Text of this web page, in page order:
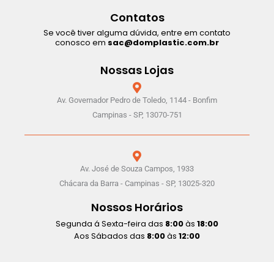
Contatos
Se você tiver alguma dúvida, entre em contato
conosco em sac@domplastic.com.br
Nossas Lojas
Av. Governador Pedro de Toledo, 1144 - Bonfim
Campinas - SP, 13070-751
Av. José de Souza Campos, 1933
Chácara da Barra - Campinas - SP, 13025-320
Nossos Horários
Segunda á Sexta-feira das 8:00às 18:00
Aos Sábados das 8:00às 12:00